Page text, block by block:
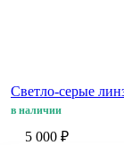
Светло-серые
в наличии
5 000 ₽